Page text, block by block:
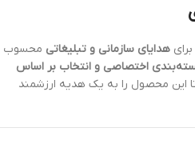
هدایای سازمانی و تبلیغاتی محسوب
اختصاصی و انتخاب بر اساس
تا این محصول را به یک هدیه ارزشمند